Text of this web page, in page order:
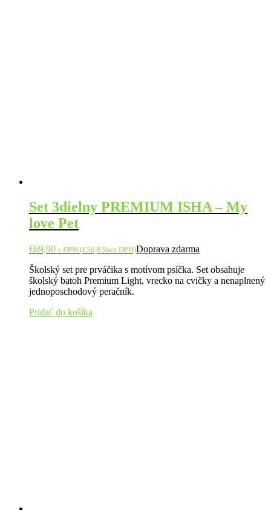
Set 3dielny PREMIUM ISHA – My
love Pet
€69,90 s DPH (€56,83bez DPH)Doprava zdarma
Školský set pre prváčika s motívom psíčka. Set obsahuje
školský batoh Premium Light, vrecko na cvičky a nenaplnený
jednoposchodový peračník.
Pridať do košíka